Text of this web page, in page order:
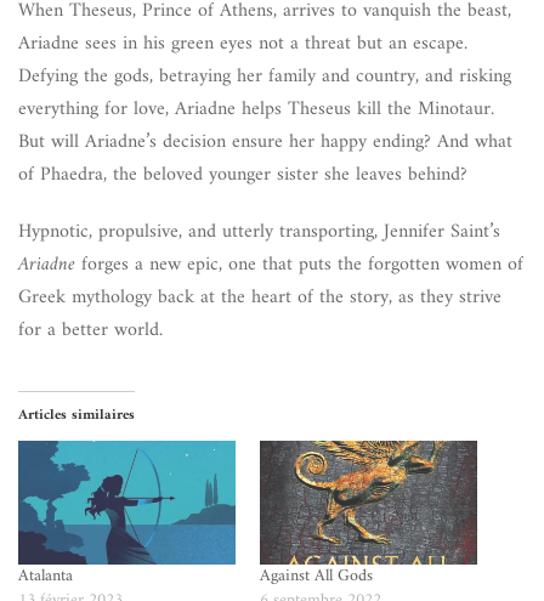
When Theseus, Prince of Athens, arrives to vanquish the beast,
Ariadne sees in his green eyes not a threat but an escape.
Defying the gods, betraying her family and country, and risking
everything for love, Ariadne helps Theseus kill the Minotaur.
But will Ariadne’s decision ensure her happy ending? And what
of Phaedra, the beloved younger sister she leaves behind?
Hypnotic, propulsive, and utterly transporting, Jennifer Saint’s
Ariadneforges a new epic, one that puts the forgotten women of
Greek mythology back at the heart of the story, as they strive
for a better world.
Articles similaires
Atalanta
Against All Gods